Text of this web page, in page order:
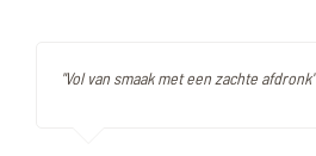
"Vol van smaak met een zachte afdronk"